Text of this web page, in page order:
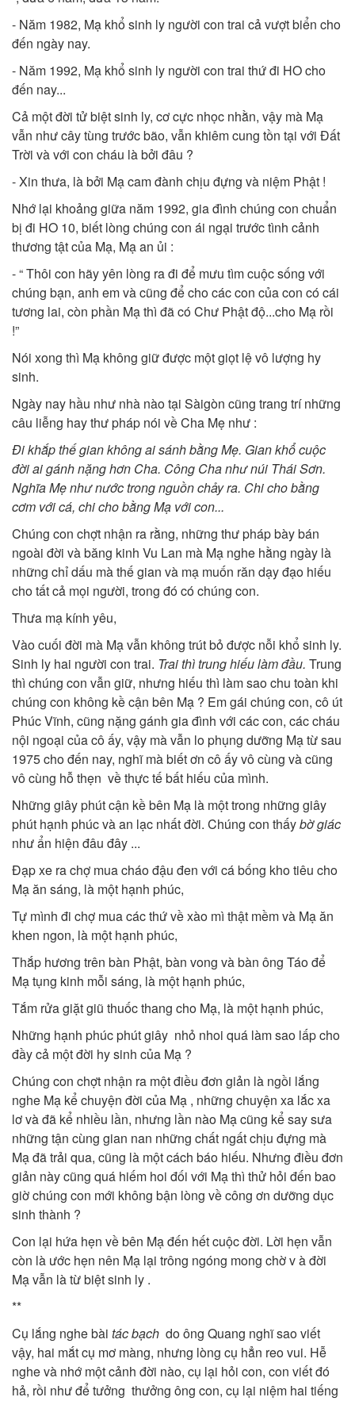
- Năm 1982, Mạ khổ sinh ly người con trai cả vượt biển cho
đến ngày nay.
- Năm 1992, Mạ khổ sinh ly người con trai thứ đi HO cho
đến nay...
Cả một đời tử biệt sinh ly, cơ cực nhọc nhằn, vậy mà Mạ
vẫn như cây tùng trước bão, vẫn khiêm cung tồn tại với Đất
Trời và với con cháu là bởi đâu ?
- Xin thưa, là bởi Mạ cam đành chịu đựng và niệm Phật !
Nhớ lại khoảng giữa năm 1992, gia đình chúng con chuẩn
bị đi HO 10, biết lòng chúng con ái ngại trước tình cảnh
thương tật của Mạ, Mạ an ủi :
- “ Thôi con hãy yên lòng ra đi để mưu tìm cuộc sống với
chúng bạn, anh em và cũng để cho các con của con có cái
tương lai, còn phần Mạ thì đã có Chư Phật độ...cho Mạ rồi
!”
Nói xong thì Mạ không giữ được một giọt lệ vô lượng hy
sinh.
Ngày nay hầu như nhà nào tại Sàigòn cũng trang trí những
câu liễng hay thư pháp nói về Cha Mẹ như :
Đi khắp thế gian không ai sánh bằng Mẹ. Gian khổ cuộc
đời ai gánh nặng hơn Cha. Công Cha như núi Thái Sơn.
Nghĩa Mẹ như nước trong nguồn chảy ra. Chi cho bằng
cơm với cá, chi cho bằng Mạ với con...
Chúng con chợt nhận ra rằng, những thư pháp bày bán
ngoài đời và băng kinh Vu Lan mà Mạ nghe hằng ngày là
những chỉ dấu mà thế gian và mạ muốn răn dạy đạo hiếu
cho tất cả mọi người, trong đó có chúng con.
Thưa mạ kính yêu,
Vào cuối đời mà Mạ vẫn không trút bỏ được nỗi khổ sinh ly.
Sinh ly hai người con trai. Trai thì trung hiếu làm đầu. Trung
thì chúng con vẫn giữ, nhưng hiếu thì làm sao chu toàn khi
chúng con không kề cận bên Mạ ? Em gái chúng con, cô út
Phúc Vĩnh, cũng nặng gánh gia đình với các con, các cháu
nội ngoại của cô ấy, vậy mà vẫn lo phụng dưỡng Mạ từ sau
1975 cho đến nay, nghĩ mà biết ơn cô ấy vô cùng và cũng
vô cùng hỗ thẹn về thực tế bất hiếu của mình.
Những giây phút cận kề bên Mạ là một trong những giây
phút hạnh phúc và an lạc nhất đời. Chúng con thấybờ giác
như ẩn hiện đâu đây ...
Đạp xe ra chợ mua cháo đậu đen với cá bống kho tiêu cho
Mạ ăn sáng, là một hạnh phúc,
Tự mình đi chợ mua các thứ về xào mì thật mềm và Mạ ăn
khen ngon, là một hạnh phúc,
Thắp hương trên bàn Phật, bàn vong và bàn ông Táo để
Mạ tụng kinh mỗi sáng, là một hạnh phúc,
Tắm rửa giặt giũ thuốc thang cho Mạ, là một hạnh phúc,
Những hạnh phúc phút giây nhỏ nhoi quá làm sao lấp cho
đầy cả một đời hy sinh của Mạ ?
Chúng con chợt nhận ra một điều đơn giản là ngồi lắng
nghe Mạ kể chuyện đời của Mạ , những chuyện xa lắc xa
lơ và đã kể nhiều lần, nhưng lần nào Mạ cũng kể say sưa
những tận cùng gian nan những chất ngất chịu đựng mà
Mạ đã trải qua, cũng là một cách báo hiếu. Nhưng điều đơn
giản này cũng quá hiếm hoi đối với Mạ thì thử hỏi đến bao
giờ chúng con mới không bận lòng về công ơn dưỡng dục
sinh thành ?
Con lại hứa hẹn về bên Mạ đến hết cuộc đời. Lời hẹn vẫn
còn là ước hẹn nên Mạ lại trông ngóng mong chờ v à đời
Mạ vẫn là từ biệt sinh ly .
**
Cụ lắng nghe bài tác bạch do ông Quang nghĩ sao viết
vậy, hai mắt cụ mơ màng, nhưng lòng cụ hẳn reo vui. Hễ
nghe và nhớ một cảnh đời nào, cụ lại hỏi con, con viết đó
hả, rồi như để tưởng thưởng ông con, cụ lại niệm hai tiếng